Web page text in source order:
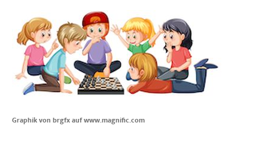
Graphik von brgfx auf www.magnific.com